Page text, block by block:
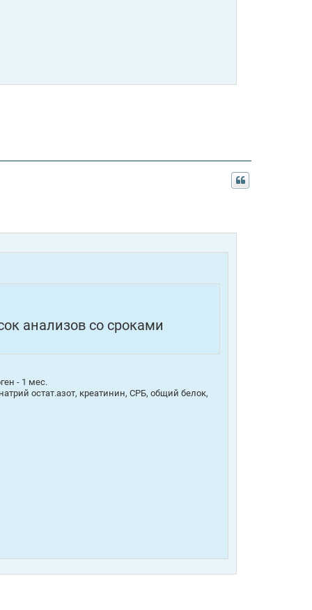
анализов со сроками
- 1 мес.
остат.азот, креатинин, СРБ, общий белок,